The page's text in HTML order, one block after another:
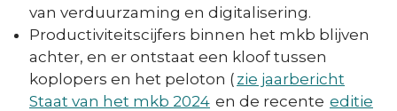
van verduurzaming en digitalisering.
Productiviteitscijfers binnen het mkb blijven
achter, en er ontstaat een kloof tussen
koplopers en het peloton ( zie jaarbericht
Staat van het mkb 2024 en de recente editie